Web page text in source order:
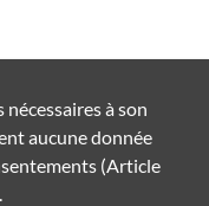
à son
aucune donnée
(Article